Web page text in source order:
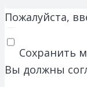
Пожалуйста,
Сохранить
Вы должны